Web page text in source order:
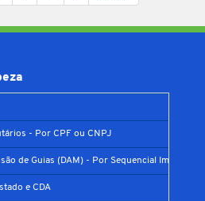
page
página
- Por CPF ou CNPJ
de Guias (DAM) - Por Sequencial Imobiliário
e CDA